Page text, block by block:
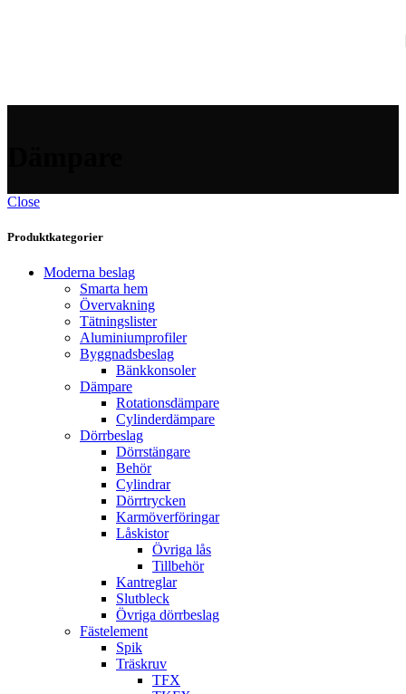
Close
Produktkategorier
Moderna beslag
Smarta hem
Övervakning
Tätningslister
Aluminiumprofiler
Byggnadsbeslag
Bänkkonsoler
Dämpare
Rotationsdämpare
Cylinderdämpare
Dörrbeslag
Dörrstängare
Behör
Cylindrar
Dörrtrycken
Karmöverföringar
Låskistor
Övriga lås
Tillbehör
Kantreglar
Slutbleck
Övriga dörrbeslag
Fästelement
Spik
Träskruv
TFX